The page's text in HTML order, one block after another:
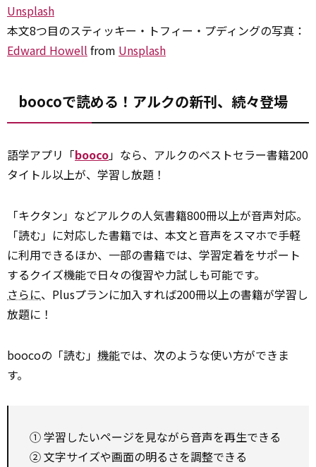
Unsplash
本文8つ目のスティッキー・トフィー・プディングの写真：
Edward Howell from Unsplash
boocoで読める！アルクの新刊、続々登場
語学アプリ「booco」なら、アルクのベストセラー書籍200
タイトル以上が、学習し放題！
「キクタン」などアルクの人気書籍800冊以上が音声対応。
「読む」に対応した書籍では、本文と音声をスマホで手軽
に利用できるほか、一部の書籍では、学習定着をサポート
するクイズ機能で日々の復習や力試しも可能です。
さらに、Plusプランに加入すれば200冊以上の書籍が学習し
放題に！
boocoの「読む」 機能では、次のような使い方ができま
す。
① 学習したいページを見ながら音声を再生できる
② 文字サイズや画面の明るさを調整できる